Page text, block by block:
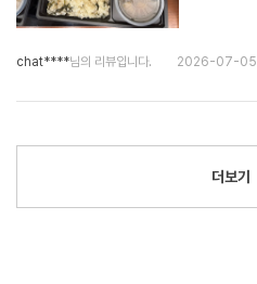
chat****님의 리뷰입니다. 2026-07-05
더보기